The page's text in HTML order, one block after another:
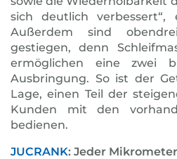
sich deutlich verbessert“,
Außerdem sind
gestiegen, denn
ermöglichen eine zwei
Ausbringung. So ist der
Lage, einen Teil der
Kunden mit den
bedienen.
JUCRANK: Jeder